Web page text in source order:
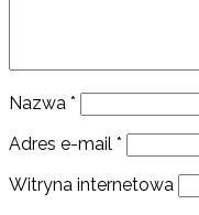
Nazwa *
Adres e-mail *
Witryna internetowa